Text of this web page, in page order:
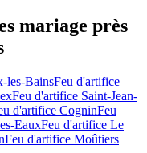
mariage près
les-BainsFeu d'artifice
Feu d'artifice Saint-Jean-
d'artifice CogninFeu
EauxFeu d'artifice Le
Feu d'artifice Moûtiers